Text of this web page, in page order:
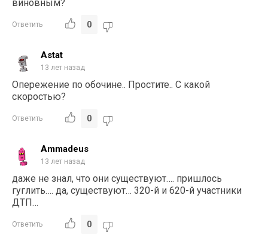
виновным?
Ответить 0
Astat
13 лет назад
Опережение по обочине.. Простите.. С какой
скоростью?
Ответить 0
Ammadeus
13 лет назад
даже не знал, что они существуют…. пришлось
гуглить…. да, существуют… 320-й и 620-й участники
ДТП…
Ответить 0